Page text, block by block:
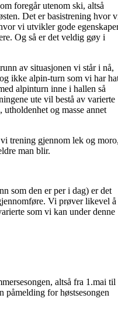
foregår utenom ski, altså
Det er basistrening hvor
vi utvikler gode
Og så er det veldig gøy i
av situasjonen vi står i nå,
ikke alpin-turn som vi har
alpinturn inne i hallen så
ute vil bestå av varierte
og masse annet
trening gjennom lek og
man blir.
som den er per i dag) er det
Vi prøver likevel å
som vi kan under denne
altså fra 1.mai til
påmelding for høstsesongen